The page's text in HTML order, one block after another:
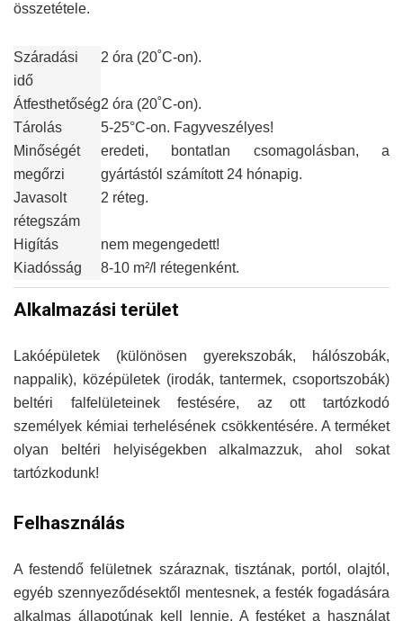
összetétele.
Száradási
idő
2 óra (20˚C-on).
Átfesthetőség2 óra (20˚C-on).
Tárolás
5-25°C-on. Fagyveszélyes!
Minőségét
megőrzi
eredeti, bontatlan csomagolásban, a
gyártástól számított 24 hónapig.
Javasolt
rétegszám
2 réteg.
Higítás
nem megengedett!
Kiadósság
8-10 m²/l rétegenként.
Alkalmazási terület
Lakóépületek (különösen gyerekszobák, hálószobák,
nappalik), középületek (irodák, tantermek, csoportszobák)
beltéri falfelületeinek festésére, az ott tartózkodó
személyek kémiai terhelésének csökkentésére. A terméket
olyan beltéri helyiségekben alkalmazzuk, ahol sokat
tartózkodunk!
Felhasználás
A festendő felületnek száraznak, tisztának, portól, olajtól,
egyéb szennyeződésektől mentesnek, a festék fogadására
alkalmas állapotúnak kell lennie. A festéket a használat